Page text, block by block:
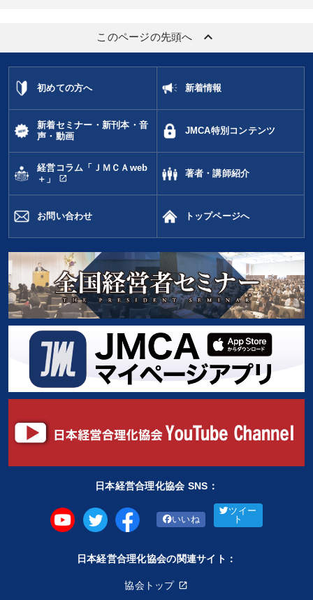
このページの先頭へ keyboard_arrow_up
初めての方へ 新着情報
新着セミナー・新刊本・音
声・動画
JMCA特別コンテンツ
経営コラム「ＪＭＣＡweb
＋」
open_in_new
著者・講師紹介
お問い合わせ トップページへ
日本経営合理化協会 SNS：
いいね
ツイー
ト
日本経営合理化協会の関連サイト：
協会トップ